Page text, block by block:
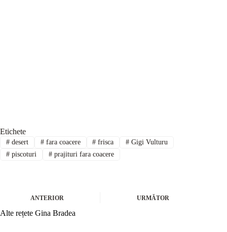
Etichete
#desert #fara coacere # frisca # Gigi Vulturu
#piscoturi #prajituri fara coacere
ANTERIOR URMĂTOR
Alte rețete Gina Bradea